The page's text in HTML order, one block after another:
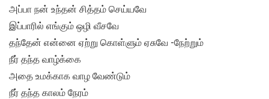
அப்பா நன் உந்தன் சித்தம் செய்யவே
இப்பாரில் எங்கும் ஒழி வீசவே
தந்தேன் என்னை ஏற்று கொள்ளும் ஏசுவே -நேற்றும்
நீர் தந்த வாழ்க்கை
அதை உமக்காக வாழ வேண்டும்
நீர் தந்த காலம் நேரம்